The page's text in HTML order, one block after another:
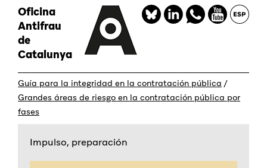
Pasar
contenido
principal
Oficina
Antifrau
de
Catalunya
Redes
Guía para la integridad en la contratación pública /
Grandes áreas de riesgo en la contratación pública por
fases
Impulso, preparación